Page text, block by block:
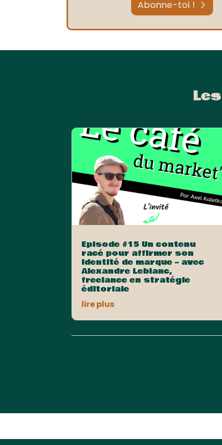
Abonne-toi !
Episode #15 Un contenu
racé pour affirmer son
identité de marque – avec
Alexandre Leblanc,
freelance en stratégie
éditoriale
lire plus